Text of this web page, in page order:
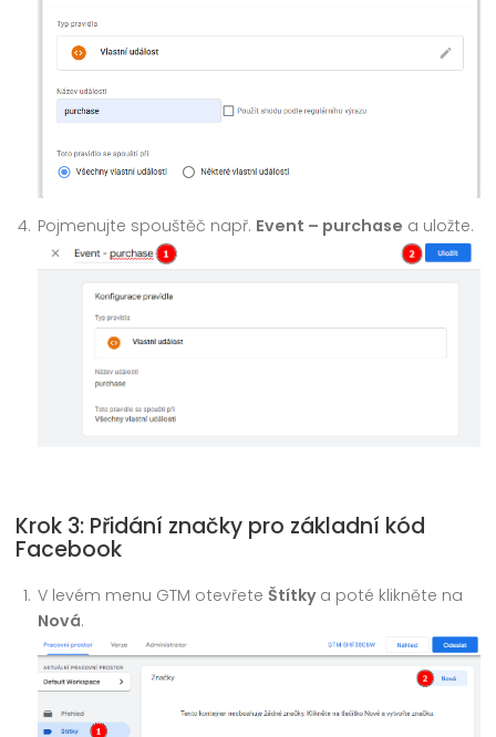
Pojmenujte spouštěč např. Event – purchase a uložte.
Krok 3: Přidání značky pro základní kód
Facebook
V levém menu GTM otevřete Štítky a poté klikněte na
Nová.